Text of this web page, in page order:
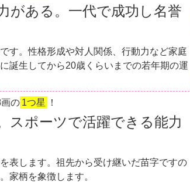
がある。一代で成功し名誉
す。性格形成や対人関係、行動力など家庭
誕生してから20歳くらいまでの若年期の運
の 1つ星 ！
スポーツで活躍できる能力
表します。祖先から受け継いだ苗字ですの
家柄を象徴します。